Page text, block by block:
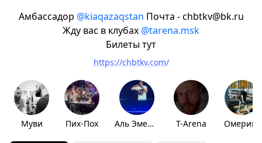
Амбассадор @kiaqazaqstan Почта - chbtkv@bk.ru
Жду вас в клубах @tarena.msk
Билеты тут
https://chbtkv.com/
Муви Пих-Пох Аль Эменем T-Arena Омерика